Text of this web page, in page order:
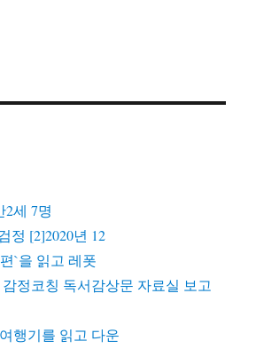
2세 7명
정 [2]2020년 12
`을 읽고 레폿
정코칭 독서감상문 자료실 보고
행기를 읽고 다운